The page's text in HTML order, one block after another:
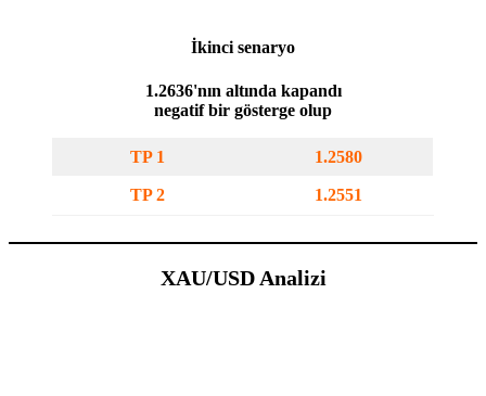
İkinci senaryo
1.2636'nın altında kapandı
negatif bir gösterge olup
TP 1 1.2580
TP 2 1.2551
XAU/USD Analizi